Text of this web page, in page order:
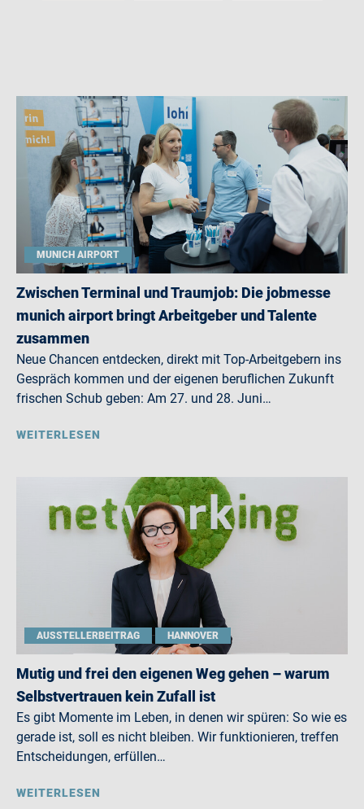
MUNICH AIRPORT
Zwischen Terminal und Traumjob: Die jobmesse
munich airport bringt Arbeitgeber und Talente
zusammen
Neue Chancen entdecken, direkt mit Top-Arbeitgebern ins
Gespräch kommen und der eigenen beruflichen Zukunft
frischen Schub geben: Am 27. und 28. Juni…
WEITERLESEN
AUSSTELLERBEITRAG HANNOVER
Mutig und frei den eigenen Weg gehen – warum
Selbstvertrauen kein Zufall ist
Es gibt Momente im Leben, in denen wir spüren: So wie es
gerade ist, soll es nicht bleiben. Wir funktionieren, treffen
Entscheidungen, erfüllen…
WEITERLESEN